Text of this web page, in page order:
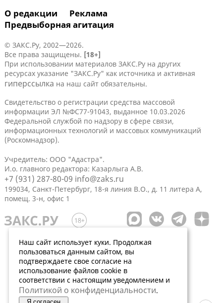
О редакции
Реклама
Предвыборная агитация
© ЗАКС.Ру, 2002—2026.
Все права защищены. [18+]
При использовании материалов ЗАКС.Ру на других
ресурсах указание "ЗАКС.Ру" как источника и активная
гиперссылка на наш сайт обязательны.
Свидетельство о регистрации средства массовой
информации ЭЛ №ФС77-91043, выданное 10.03.2026
Федеральной службой по надзору в сфере связи,
информационных технологий и массовых коммуникаций
(Роскомнадзор).
Учредитель: ООО "Адастра".
И.о. главного редактора: Казарлыга А.В.
+7 (931) 287-80-09 info@zaks.ru
199034, Санкт-Петербург, 18-я линия В.О., д. 11 литера А,
помещ. 3-н, офис 1
Наш сайт использует куки. Продолжая
пользоваться данным сайтом, вы
подтверждаете свое согласие на
использование файлов cookie в
соответствии с настоящим уведомлением и
Политикой о конфиденциальности.